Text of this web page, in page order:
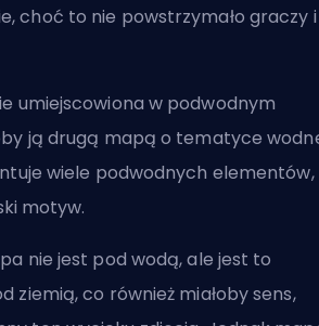
choć to nie powstrzymało graczy i
umiejscowiona w podwodnym
ją drugą mapą o tematyce
wiele podwodnych elementów,
motyw.
nie jest pod wodą, ale jest to
ziemią, co również miałoby sens,